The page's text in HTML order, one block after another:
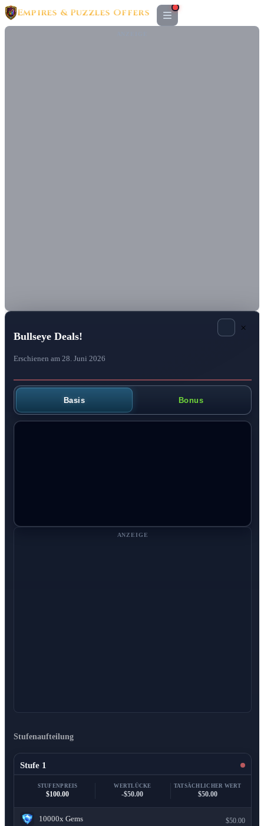
Empires & Puzzles Offers
Bullseye Deals!
Erschienen am 28. Juni 2026
×
Basis Bonus
ANZEIGE
Stufenaufteilung
Stufe 1
STUFENPREIS
$100.00
WERTLÜCKE
-$50.00
TATSÄCHLICHER WERT
$50.00
10000x Gems $50.00